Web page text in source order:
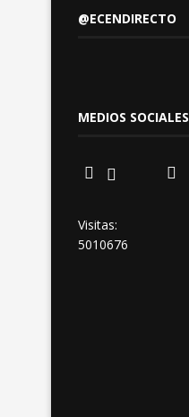
@ECENDIRECTO
MEDIOS SOCIALES
Visitas:
5010676